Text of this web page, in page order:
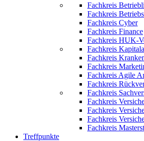
Fachkreis
Fachkreis
Fachkreis Cyber
Fachkreis Finance
Fachkreis HUK-
Fachkreis
Fachkreis
Fachkreis
Fachkreis Agile
Fachkreis
Fachkreis
Fachkreis
Fachkreis
Fachkreis
Fachkreis
Treffpunkte